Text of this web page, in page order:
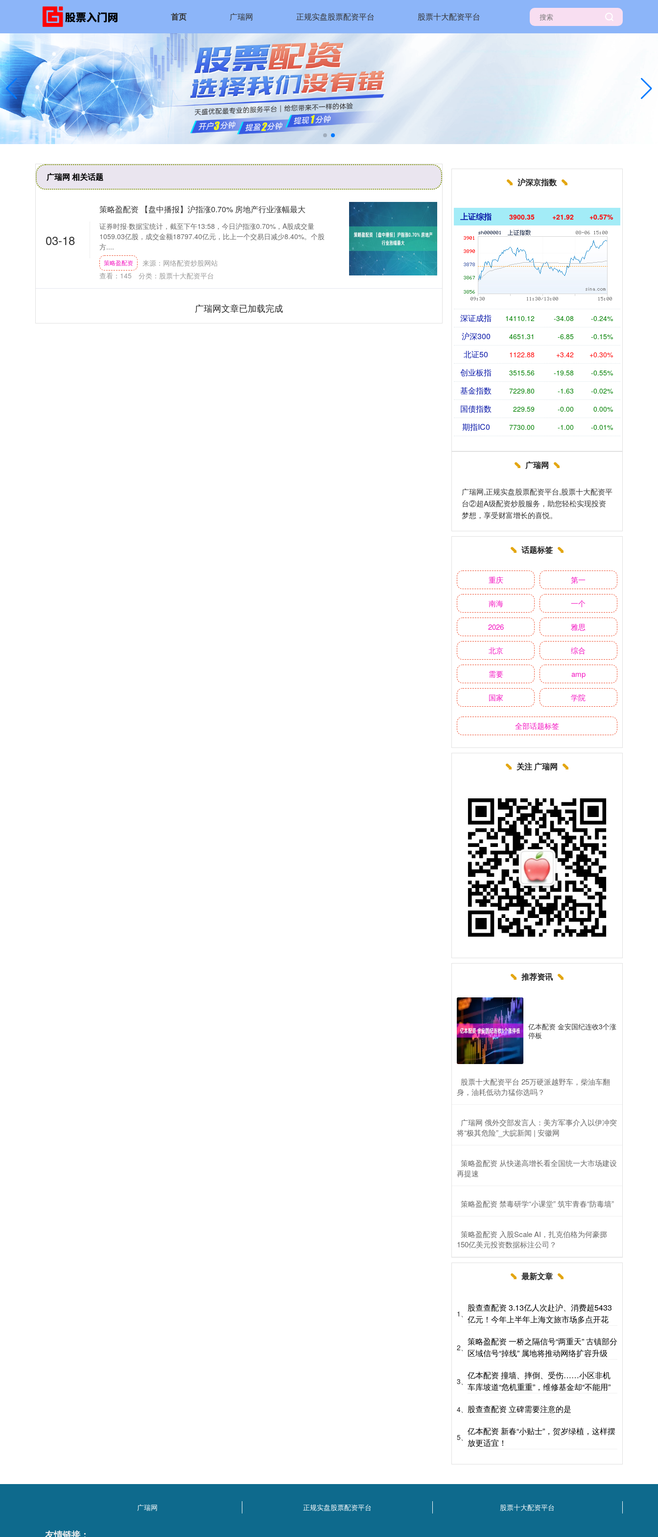
首页 广瑞网 正规实盘股票配资平台 股票十大配资平台
广瑞网 相关话题
03-18
策略盈配资 【盘中播报】沪指涨0.70% 房地产行业涨幅最大
证券时报·数据宝统计，截至下午13:58，今日沪指涨0.70%，A股成交量
1059.03亿股，成交金额18797.40亿元，比上一个交易日减少8.40%。个股
方....
策略盈配资
来源：网络配资炒股网站
查看： 145 分类： 股票十大配资平台
广瑞网文章已加载完成
沪深京指数
上证综指 3900.35 +21.92 +0.57%
深证成指 14110.12 -34.08 -0.24%
沪深300 4651.31 -6.85 -0.15%
北证50 1122.88 +3.42 +0.30%
创业板指 3515.56 -19.58 -0.55%
基金指数 7229.80 -1.63 -0.02%
国债指数 229.59 -0.00 0.00%
期指IC0 7730.00 -1.00 -0.01%
广瑞网
广瑞网,正规实盘股票配资平台,股票十大配资平
台②超A级配资炒股服务，助您轻松实现投资
梦想，享受财富增长的喜悦。
话题标签
重庆 第一
南海 一个
2026 雅思
北京 综合
需要 amp
国家 学院
全部话题标签
关注 广瑞网
推荐资讯
亿本配资 金安国纪连收3个涨
停板
​股票十大配资平台 25万硬派越野车，柴油车翻
身，油耗低动力猛你选吗？
​广瑞网 俄外交部发言人：美方军事介入以伊冲突
将“极其危险”_大皖新闻 | 安徽网
​策略盈配资 从快递高增长看全国统一大市场建设
再提速
​策略盈配资 禁毒研学“小课堂” 筑牢青春“防毒墙”
​策略盈配资 入股Scale AI，扎克伯格为何豪掷
150亿美元投资数据标注公司？
最新文章
1、
股查查配资 3.13亿人次赴沪、消费超5433
亿元！今年上半年上海文旅市场多点开花
2、
策略盈配资 一桥之隔信号“两重天” 古镇部分
区域信号“掉线” 属地将推动网络扩容升级
3、
亿本配资 撞墙、摔倒、受伤……小区非机
车库坡道“危机重重”，维修基金却“不能用”
4、 股查查配资 立碑需要注意的是
5、
亿本配资 新春“小贴士”，贺岁绿植，这样摆
放更适宜！
广瑞网 正规实盘股票配资平台 股票十大配资平台